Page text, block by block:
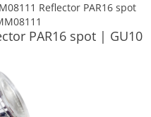
Reflector PAR16 spot
PAR16 spot | GU10